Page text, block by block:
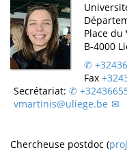
Place du
B-4000
Fax
Secrétariat:
vmartinis@uliege.be
Chercheuse postdoc (